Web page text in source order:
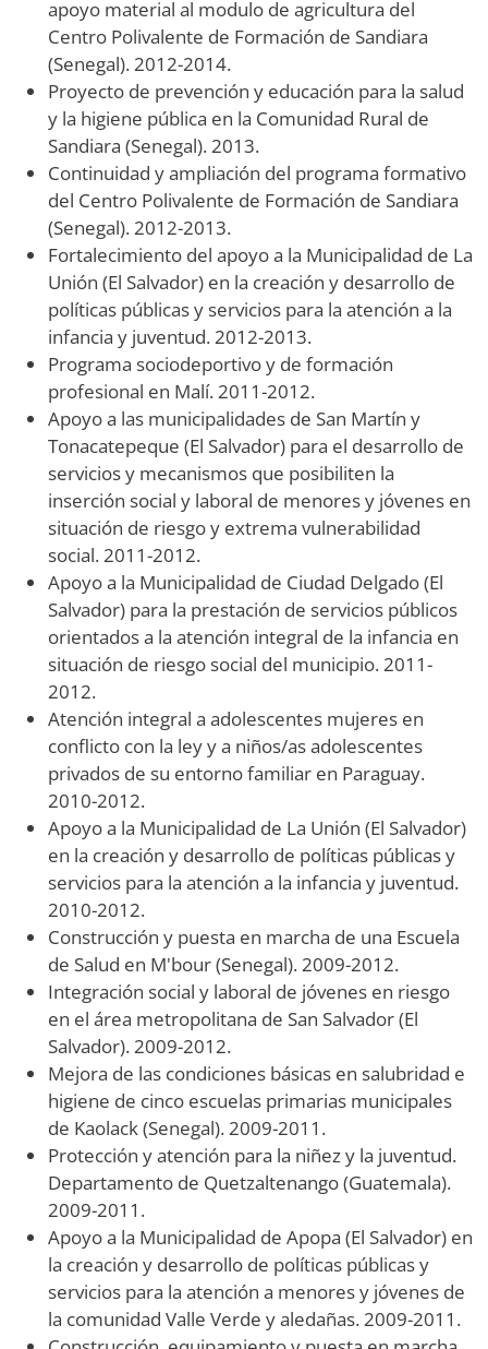
apoyo material al modulo de agricultura del
Centro Polivalente de Formación de Sandiara
(Senegal). 2012-2014.
Proyecto de prevención y educación para la salud
y la higiene pública en la Comunidad Rural de
Sandiara (Senegal). 2013.
Continuidad y ampliación del programa formativo
del Centro Polivalente de Formación de Sandiara
(Senegal). 2012-2013.
Fortalecimiento del apoyo a la Municipalidad de La
Unión (El Salvador) en la creación y desarrollo de
políticas públicas y servicios para la atención a la
infancia y juventud. 2012-2013.
Programa sociodeportivo y de formación
profesional en Malí. 2011-2012.
Apoyo a las municipalidades de San Martín y
Tonacatepeque (El Salvador) para el desarrollo de
servicios y mecanismos que posibiliten la
inserción social y laboral de menores y jóvenes en
situación de riesgo y extrema vulnerabilidad
social. 2011-2012.
Apoyo a la Municipalidad de Ciudad Delgado (El
Salvador) para la prestación de servicios públicos
orientados a la atención integral de la infancia en
situación de riesgo social del municipio. 2011-
2012.
Atención integral a adolescentes mujeres en
conflicto con la ley y a niños/as adolescentes
privados de su entorno familiar en Paraguay.
2010-2012.
Apoyo a la Municipalidad de La Unión (El Salvador)
en la creación y desarrollo de políticas públicas y
servicios para la atención a la infancia y juventud.
2010-2012.
Construcción y puesta en marcha de una Escuela
de Salud en M'bour (Senegal). 2009-2012.
Integración social y laboral de jóvenes en riesgo
en el área metropolitana de San Salvador (El
Salvador). 2009-2012.
Mejora de las condiciones básicas en salubridad e
higiene de cinco escuelas primarias municipales
de Kaolack (Senegal). 2009-2011.
Protección y atención para la niñez y la juventud.
Departamento de Quetzaltenango (Guatemala).
2009-2011.
Apoyo a la Municipalidad de Apopa (El Salvador) en
la creación y desarrollo de políticas públicas y
servicios para la atención a menores y jóvenes de
la comunidad Valle Verde y aledañas. 2009-2011.